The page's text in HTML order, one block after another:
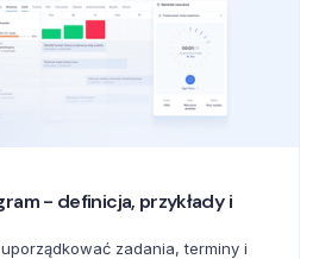
- definicja, przykłady i
zadania, terminy i